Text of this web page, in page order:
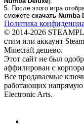
5. После этого игра
сможете скачать Numba
Политика
© 2014-2026
стим или аккаунт
Minecraft дешево.
Этот сайт не был
аффилирован с
Все продаваемые
работающих
Electronic Arts.